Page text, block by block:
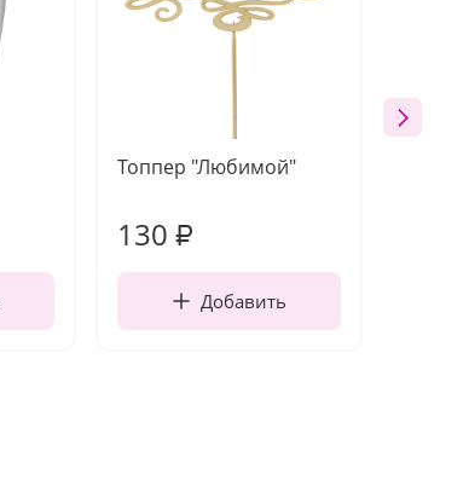
Топпер "Любимой"
130 ₽
Добавить